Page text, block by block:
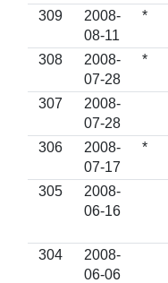
309
2008-
08-11
*
308
2008-
07-28
*
307
2008-
07-28
306
2008-
07-17
*
305
2008-
06-16
304
2008-
06-06